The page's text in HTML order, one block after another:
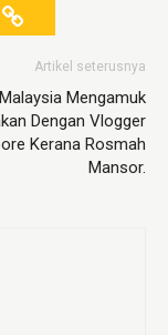
Artikel seterusnya
Mengamuk
Dengan Vlogger
Kerana Rosmah
Mansor.